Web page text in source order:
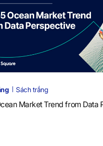
Sách trắng
Market Trend from Data